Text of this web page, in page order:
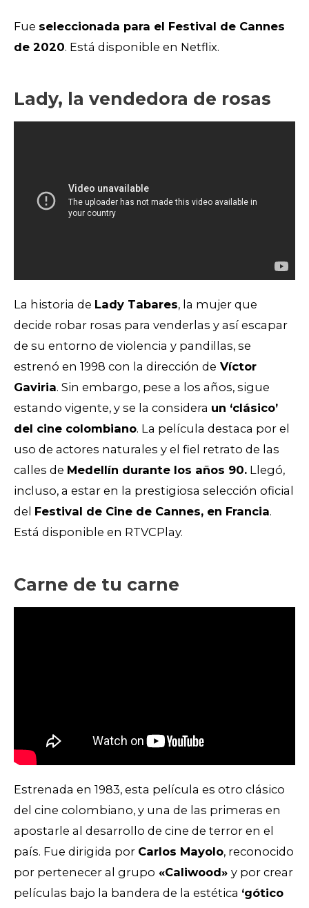
Fue seleccionada para el Festival de Cannes
de 2020. Está disponible en Netflix.
Lady, la vendedora de rosas
La historia de Lady Tabares, la mujer que
decide robar rosas para venderlas y así escapar
de su entorno de violencia y pandillas, se
estrenó en 1998 con la dirección de Víctor
Gaviria. Sin embargo, pese a los años, sigue
estando vigente, y se la considera un ‘clásico’
del cine colombiano. La película destaca por el
uso de actores naturales y el fiel retrato de las
calles de Medellín durante los años 90. Llegó,
incluso, a estar en la prestigiosa selección oficial
del Festival de Cine de Cannes, en Francia.
Está disponible en RTVCPlay.
Carne de tu carne
Estrenada en 1983, esta película es otro clásico
del cine colombiano, y una de las primeras en
apostarle al desarrollo de cine de terror en el
país. Fue dirigida por Carlos Mayolo, reconocido
por pertenecer al grupo «Caliwood» y por crear
películas bajo la bandera de la estética ‘gótico